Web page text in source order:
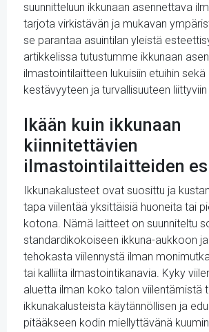
suunnitteluun ikkunaan asennettava
tarjota virkistävän ja mukavan
se parantaa asuintilan yleistä
artikkelissa tutustumme ikkunaan
ilmastointilaitteen lukuisiin etuihin
kestävyyteen ja turvallisuuteen
Ikään kuin ikkunaan
kiinnitettävien
ilmastointilaitteiden
Ikkunakalusteet ovat suosittu ja
tapa viilentää yksittäisiä huoneita tai
kotona. Nämä laitteet on suunniteltu
standardikokoiseen ikkuna-aukkoon
tehokasta viilennystä ilman
tai kalliita ilmastointikanavia. Kyky
aluetta ilman koko talon viilentämistä
ikkunakalusteista käytännöllisen ja
pitääkseen kodin miellyttävänä